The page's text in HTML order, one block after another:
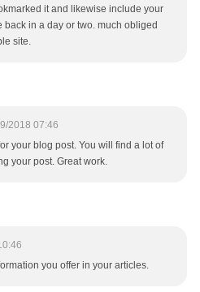
it and likewise include your
back in a day or two. much obliged
site.
2018 07:46
your blog post. You will find a lot of
your post. Great work.
you offer in your articles.